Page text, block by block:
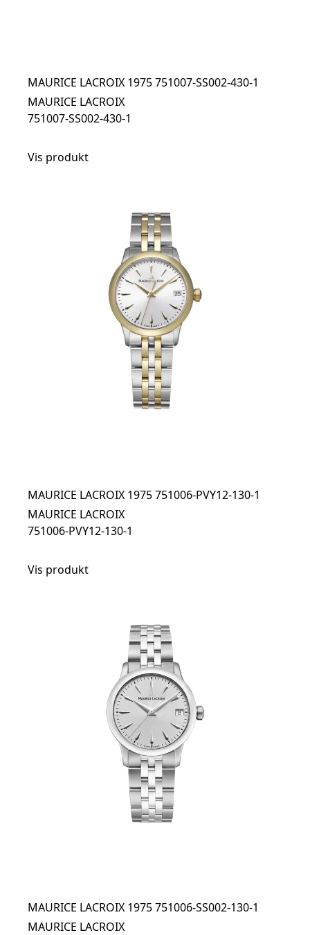
MAURICE LACROIX 1975 751007-SS002-430-1
MAURICE LACROIX
751007-SS002-430-1
Vis produkt
MAURICE LACROIX 1975 751006-PVY12-130-1
MAURICE LACROIX
751006-PVY12-130-1
Vis produkt
MAURICE LACROIX 1975 751006-SS002-130-1
MAURICE LACROIX